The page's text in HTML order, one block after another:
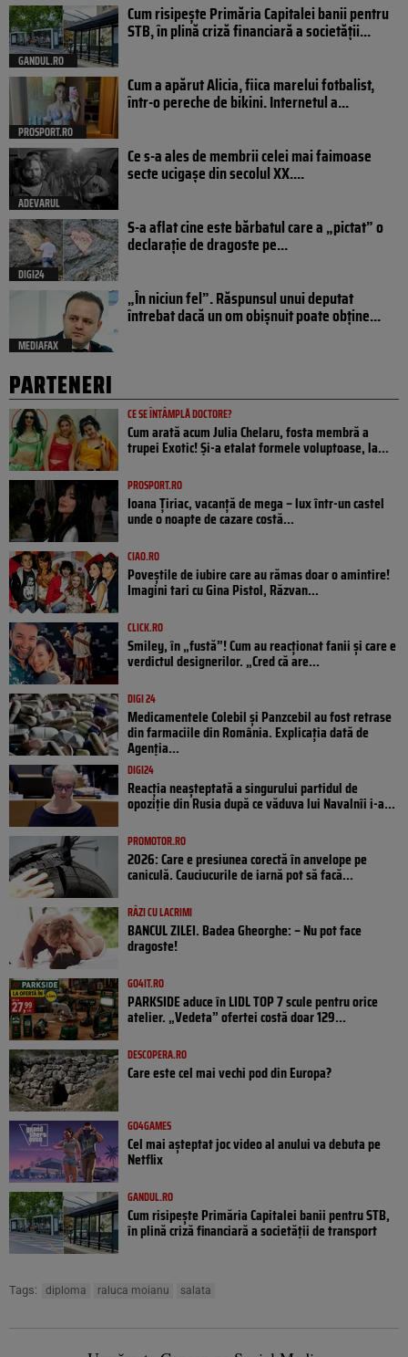
GANDUL.RO
Cum risipește Primăria Capitalei banii pentru
STB, în plină criză financiară a societății...
PROSPORT.RO
Cum a apărut Alicia, fiica marelui fotbalist,
într-o pereche de bikini. Internetul a...
ADEVARUL
Ce s-a ales de membrii celei mai faimoase
secte ucigașe din secolul XX....
DIGI24
S-a aflat cine este bărbatul care a „pictat” o
declarație de dragoste pe...
MEDIAFAX
„În niciun fel”. Răspunsul unui deputat
întrebat dacă un om obișnuit poate obține...
PARTENERI
CE SE ÎNTÂMPLĂ DOCTORE?
Cum arată acum Julia Chelaru, fosta membră a
trupei Exotic! Și-a etalat formele voluptoase, la...
PROSPORT.RO
Ioana Țiriac, vacanță de mega – lux într-un castel
unde o noapte de cazare costă...
CIAO.RO
Poveştile de iubire care au rămas doar o amintire!
Imagini tari cu Gina Pistol, Răzvan...
CLICK.RO
Smiley, în „fustă”! Cum au reacționat fanii și care e
verdictul designerilor. „Cred că are...
DIGI 24
Medicamentele Colebil și Panzcebil au fost retrase
din farmaciile din România. Explicația dată de
Agenția...
DIGI24
Reacția neașteptată a singurului partidul de
opoziţie din Rusia după ce văduva lui Navalnîi i-a...
PROMOTOR.RO
2026: Care e presiunea corectă în anvelope pe
caniculă. Cauciucurile de iarnă pot să facă...
RÂZI CU LACRIMI
BANCUL ZILEI. Badea Gheorghe: – Nu pot face
dragoste!
GO4IT.RO
PARKSIDE aduce în LIDL TOP 7 scule pentru orice
atelier. „Vedeta” ofertei costă doar 129...
DESCOPERA.RO
Care este cel mai vechi pod din Europa?
GO4GAMES
Cel mai așteptat joc video al anului va debuta pe
Netflix
GANDUL.RO
Cum risipește Primăria Capitalei banii pentru STB,
în plină criză financiară a societății de transport
Tags: diploma raluca moianu salata